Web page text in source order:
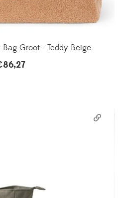
Groot - Teddy Beige
86,27